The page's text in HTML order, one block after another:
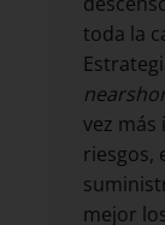
toda la
vez
riesgos,
mejor